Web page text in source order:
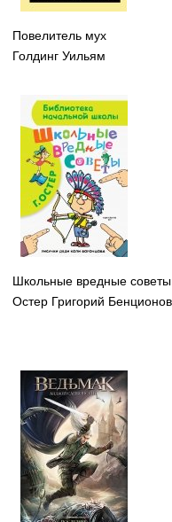
Повелитель мух
Голдинг Уильям
Школьные вредные советы
Остер Григорий